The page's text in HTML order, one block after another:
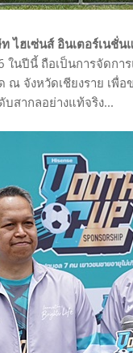
ไฮเซ่นส์ อินเตอร์เนชั่น
ในปีนี้ ถือเป็นการจัด
จังหวัดเชียงราย เพื่
สากลอย่างแท้จริง...